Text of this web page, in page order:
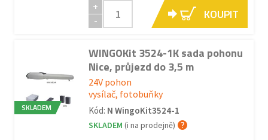
+
-
KOUPIT
SKLADEM
WINGOKit 3524-1K sada pohonu
Nice, průjezd do 3,5 m
24V pohon
vysílač, fotobuňky
Kód: N WingoKit3524-1
SKLADEM (i na prodejně)